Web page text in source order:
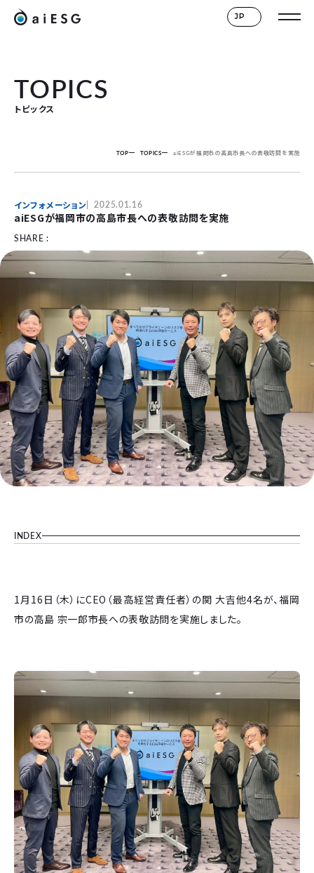
JP
TOPICS
トピックス
TOP TOPICS aiESGが福岡市の高島市長への表敬訪問を実施
インフォメーション 2025.01.16
aiESGが福岡市の高島市長への表敬訪問を実施
SHARE :
INDEX
1月16日（木）にCEO（最高経営責任者）の関 大吉他4名が、福岡
市の高島 宗一郎市長への表敬訪問を実施しました。